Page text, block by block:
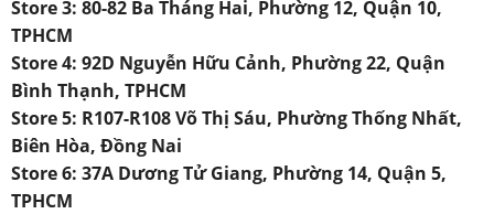
Store 3: 80-82 Ba Tháng Hai, Phường 12, Quận 10,
TPHCM
Store 4: 92D Nguyễn Hữu Cảnh, Phường 22, Quận
Bình Thạnh, TPHCM
Store 5: R107-R108 Võ Thị Sáu, Phường Thống Nhất,
Biên Hòa, Đồng Nai
Store 6: 37A Dương Tử Giang, Phường 14, Quận 5,
TPHCM